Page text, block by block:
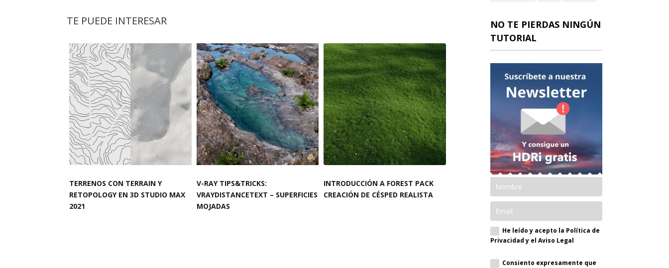
TE PUEDE INTERESAR
TERRENOS CON TERRAIN Y
RETOPOLOGY EN 3D STUDIO MAX
2021
V-RAY TIPS&TRICKS:
VRAYDISTANCETEXT – SUPERFICIES
MOJADAS
INTRODUCCIÓN A FOREST PACK
CREACIÓN DE CÉSPED REALISTA
NO TE PIERDAS NINGÚN
TUTORIAL
He leído y acepto la Política de
Privacidad y el Aviso Legal
Consiento expresamente que